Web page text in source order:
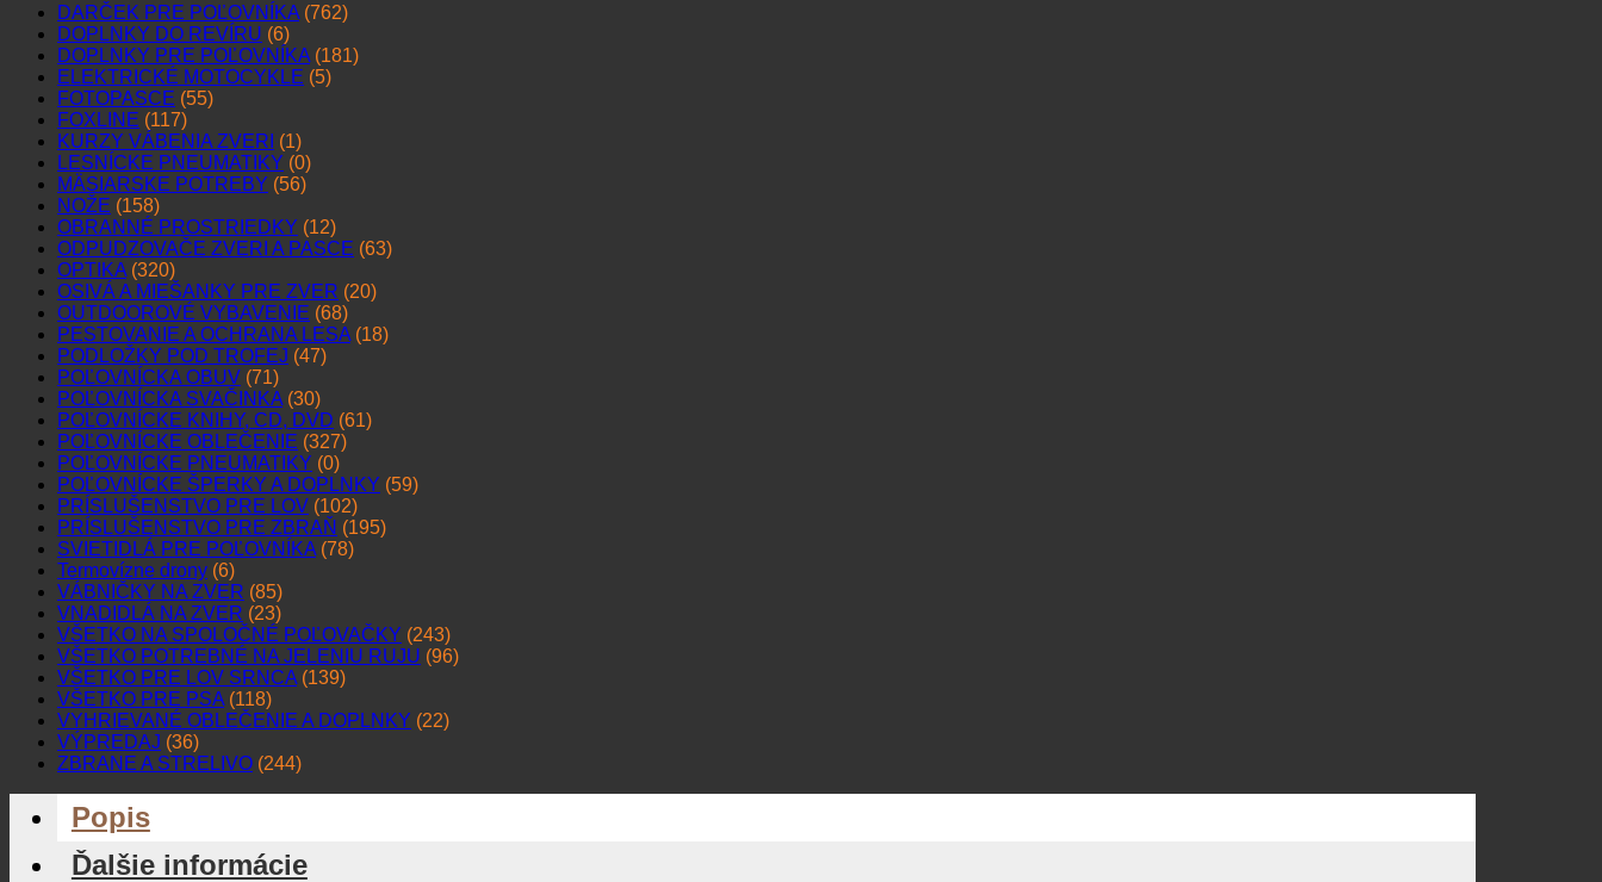
DARČEK PRE POĽOVNÍKA (762)
DOPLNKY DO REVÍRU (6)
DOPLNKY PRE POĽOVNÍKA (181)
ELEKTRICKÉ MOTOCYKLE (5)
FOTOPASCE (55)
FOXLINE (117)
KURZY VÁBENIA ZVERI (1)
LESNÍCKE PNEUMATIKY (0)
MÄSIARSKE POTREBY (56)
NOŽE (158)
OBRANNÉ PROSTRIEDKY (12)
ODPUDZOVAČE ZVERI A PASCE (63)
OPTIKA (320)
OSIVÁ A MIEŠANKY PRE ZVER (20)
OUTDOOROVÉ VYBAVENIE (68)
PESTOVANIE A OCHRANA LESA (18)
PODLOŽKY POD TROFEJ (47)
POĽOVNÍCKA OBUV (71)
POĽOVNÍCKA SVAČINKA (30)
POĽOVNÍCKE KNIHY, CD, DVD (61)
POĽOVNÍCKE OBLEČENIE (327)
POĽOVNÍCKE PNEUMATIKY (0)
POĽOVNÍCKE ŠPERKY A DOPLNKY (59)
PRÍSLUŠENSTVO PRE LOV (102)
PRÍSLUŠENSTVO PRE ZBRAŇ (195)
SVIETIDLÁ PRE POĽOVNÍKA (78)
Termovízne drony (6)
VÁBNIČKY NA ZVER (85)
VNADIDLÁ NA ZVER (23)
VŠETKO NA SPOLOČNÉ POĽOVAČKY (243)
VŠETKO POTREBNÉ NA JELENIU RUJU (96)
VŠETKO PRE LOV SRNCA (139)
VŠETKO PRE PSA (118)
VYHRIEVANÉ OBLEČENIE A DOPLNKY (22)
VÝPREDAJ (36)
ZBRANE A STRELIVO (244)
Popis
Ďalšie informácie